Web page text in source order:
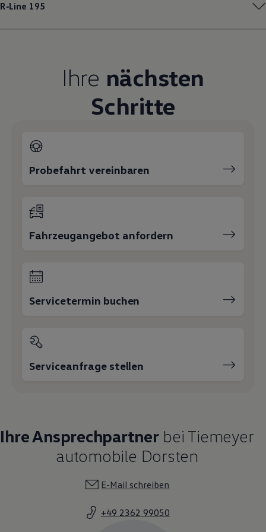
Pannen- und Unfallhilfe
Volkswagen Kundenbetreuung
R‑Line 195
Ihre nächsten
Schritte
Probefahrt vereinbaren
Fahrzeugangebot anfordern
Servicetermin buchen
Serviceanfrage stellen
Ihre Ansprechpartnerbei Tiemeyer
automobile Dorsten
E-Mail schreiben
+49 2362 99050